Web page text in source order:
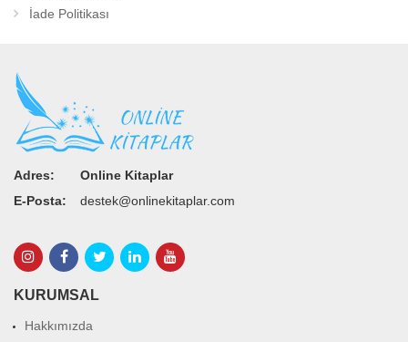
İade Politikası
Adres:
Online Kitaplar
E-Posta:
destek@onlinekitaplar.com
KURUMSAL
Hakkımızda